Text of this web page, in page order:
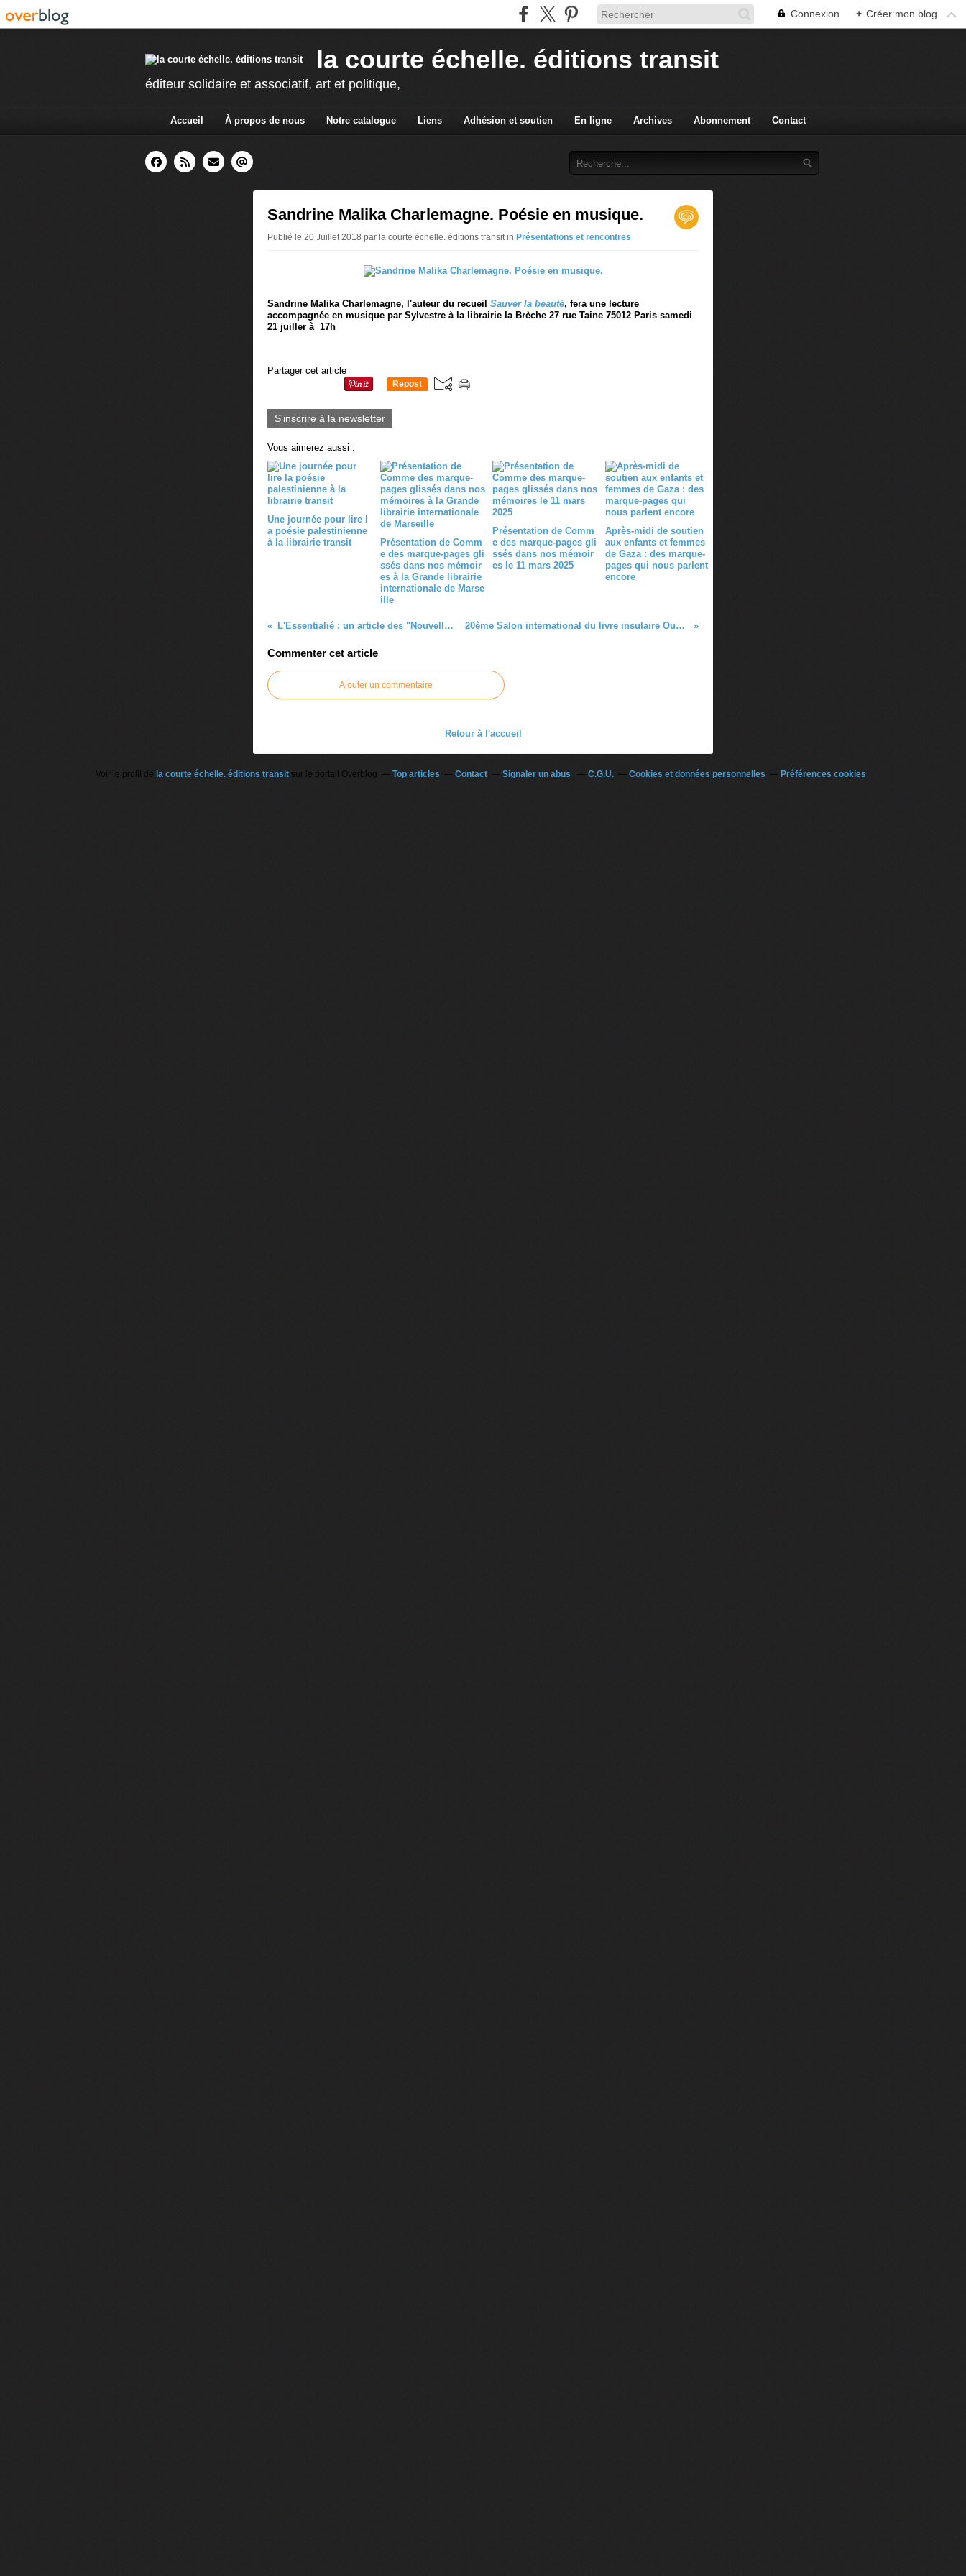
Connexion + Créer mon blog
la courte échelle. éditions transit
éditeur solidaire et associatif, art et politique,
Accueil À propos de nous Notre catalogue Liens Adhésion et soutien En ligne Archives Abonnement Contact
Sandrine Malika Charlemagne. Poésie en musique.
Publié le 20 Juillet 2018 par la courte échelle. éditions transit in Présentations et rencontres
Sandrine Malika Charlemagne, l'auteur du recueil Sauver la beauté, fera une lecture
accompagnée en musique par Sylvestre à la librairie la Brèche 27 rue Taine 75012 Paris samedi
21 juiller à 17h
Partager cet article
Repost
S'inscrire à la newsletter
Vous aimerez aussi :
Une journée pour lire l
a poésie palestinienne
à la librairie transit
Présentation de Comm
e des marque-pages gli
ssés dans nos mémoir
es à la Grande librairie
internationale de Marse
ille
Présentation de Comm
e des marque-pages gli
ssés dans nos mémoir
es le 11 mars 2025
Après-midi de soutien
aux enfants et femmes
de Gaza : des marque-
pages qui nous parlent
encore
L'Essentialié : un article des "Nouvelles calédoniennes" 20ème Salon international du livre insulaire Ouessant 23-26 août 2018
Commenter cet article
Ajouter un commentaire
Retour à l'accueil
Voir le profil de la courte échelle. éditions transit sur le portail Overblog Top articles Contact Signaler un abus C.G.U. Cookies et données personnelles Préférences cookies